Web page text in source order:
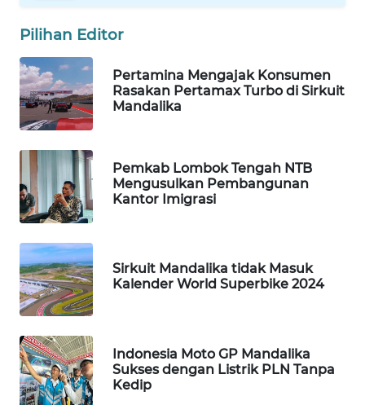
Pilihan Editor
Pertamina Mengajak Konsumen
Rasakan Pertamax Turbo di Sirkuit
Mandalika
Pemkab Lombok Tengah NTB
Mengusulkan Pembangunan
Kantor Imigrasi
Sirkuit Mandalika tidak Masuk
Kalender World Superbike 2024
Indonesia Moto GP Mandalika
Sukses dengan Listrik PLN Tanpa
Kedip
WAHANA
WAHANANEWS
ID
WAHANANEWS
CO ID
WAHANANEWS
WAHANA
SPORT
WAHANA
UMKM
WAHANA